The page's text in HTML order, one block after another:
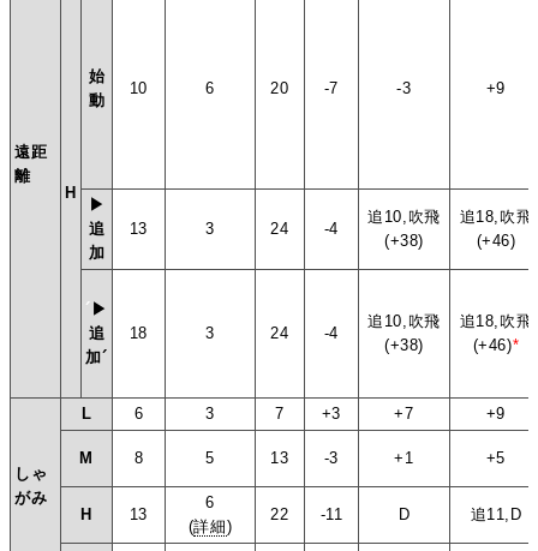
遠距
離
H
始
動
10 6 20 -7 -3 +9
▶
追
加
13 3 24 -4
追10,吹飛
(+38)
追18,吹飛
(+46)
´ ▶
追
加´
18 3 24 -4
追10,吹飛
(+38)
追18,吹飛
(+46)*
しゃ
がみ
L 6 3 7 +3 +7 +9
M 8 5 13 -3 +1 +5
H 13
6
(詳細)
22 -11 D 追11,D